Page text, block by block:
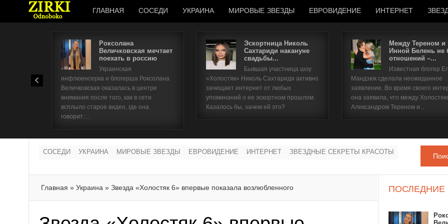
ГЛАВНАЯ СОСЕДИ УКРАИНА МИРОВЫЕ ЗВЕЗДЫ ЕВРОВИДЕНИЕ ИНТЕРНЕТ
Роксолана
Величковская мечтает
поехать в россию
Украинская
инфлюенсерка и блогерша Роксолана
Величковская оказалась в центре
внимания после того, как в сети
всплыло старое видео, где она
говорит:...
Эскортница Николь
Сахтариди накануне
свадьбы...
Бывшая участница шоу
«Холостяк» Николь Сахтариди активно
зачищает интернет от любых
упоминаний о ее эскортном прошлом.
Казалось бы, зачем ей это?
Между Тереном и
Инной Белень не
отношений –...
Известная блогер
Мандзюк сделала неожиданное
заявление. Во время своего
она заявила, что между
Александром Тереном и...
СОСЕДИ УКРАИНА МИРОВЫЕ ЗВЕЗДЫ ЕВРОВИДЕНИЕ ИНТЕРНЕТ ЗВЕЗДНЫЕ СЕКРЕТЫ КРАСОТЫ
Главная » Украина » Звезда «Холостяк 6» впервые показала возлюбленного ПОСЛЕДНИЕ
Имя пользователя
Забыли имя пользователя?